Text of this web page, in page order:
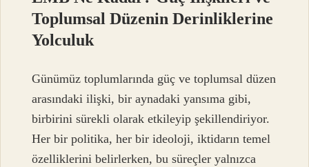
Toplumsal Düzenin Derinliklerine
Yolculuk
Günümüz toplumlarında güç ve toplumsal düzen
arasındaki ilişki, bir aynadaki yansıma gibi,
birbirini sürekli olarak etkileyip şekillendiriyor.
Her bir politika, her bir ideoloji, iktidarın temel
özelliklerini belirlerken, bu süreçler yalnızca